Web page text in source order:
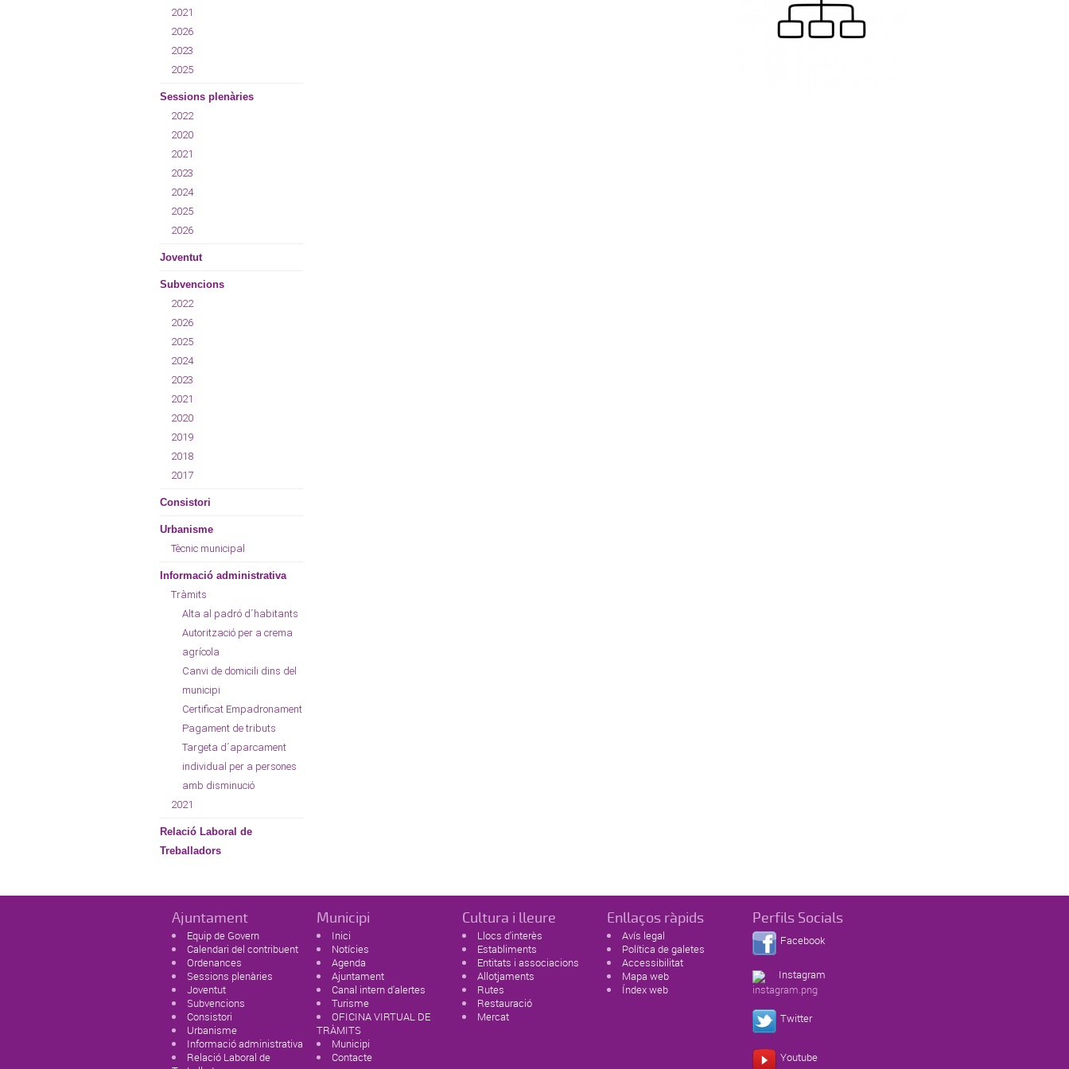
2021
2026
2023
2025
Sessions plenàries
2022
2020
2021
2023
2024
2025
2026
Joventut
Subvencions
2022
2026
2025
2024
2023
2021
2020
2019
2018
2017
Consistori
Urbanisme
Tècnic municipal
Informació administrativa
Tràmits
Alta al padró d´habitants
Autorització per a crema
agrícola
Canvi de domicili dins del
municipi
Certificat Empadronament
Pagament de tributs
Targeta d´aparcament
individual per a persones
amb disminució
2021
Relació Laboral de
Treballadors
Ajuntament
Equip de Govern
Calendari del contribuent
Ordenances
Sessions plenàries
Joventut
Subvencions
Consistori
Urbanisme
Informació administrativa
Relació Laboral de
Municipi
Inici
Notícies
Agenda
Ajuntament
Canal intern d'alertes
Turisme
OFICINA VIRTUAL DE
TRÀMITS
Municipi
Contacte
Cultura i lleure
Llocs d'interès
Establiments
Entitats i associacions
Allotjaments
Rutes
Restauració
Mercat
Enllaços ràpids
Avís legal
Política de galetes
Accessibilitat
Mapa web
Índex web
Perfils Socials
Facebook
Instagram
Twitter
Youtube